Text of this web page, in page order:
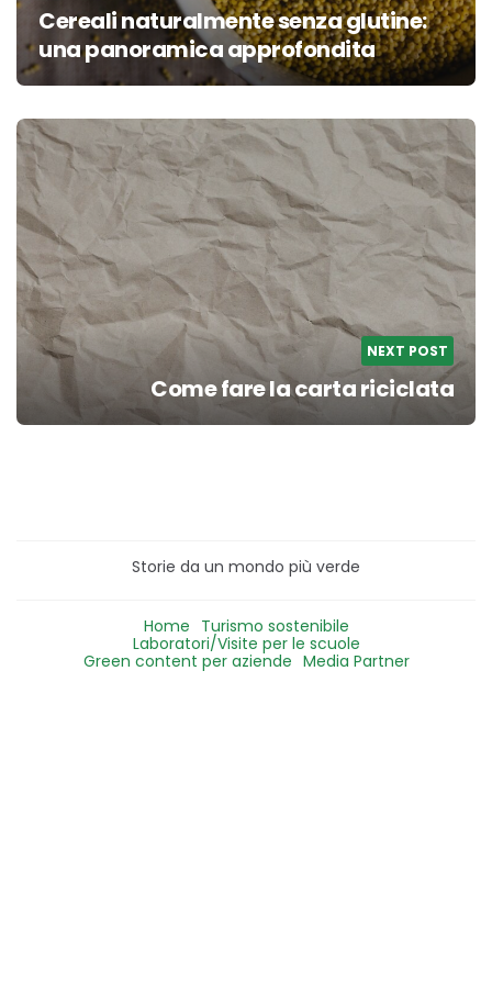
Cereali naturalmente senza glutine:
una panoramica approfondita
NEXT POST
Come fare la carta riciclata
Storie da un mondo più verde
Home Turismo sostenibile
Laboratori/Visite per le scuole
Green content per aziende Media Partner